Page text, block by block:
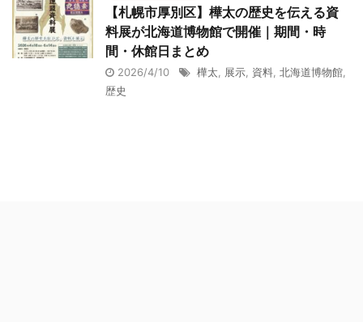
【札幌市厚別区】樺太の歴史を伝える資
料展が北海道博物館で開催｜期間・時
間・休館日まとめ
2026/4/10 樺太, 展示, 資料, 北海道博物館,
歴史